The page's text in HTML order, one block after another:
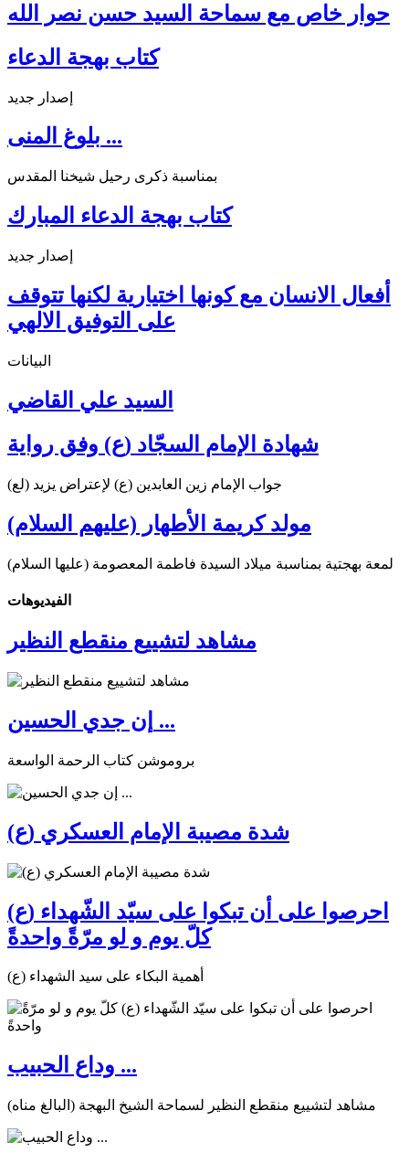
حوار خاص مع سماحة السيد حسن نصر الله
كتاب بهجة الدعاء
إصدار جديد
بلوغ المنى ...
بمناسبة ذكرى رحيل شيخنا المقدس
كتاب بهجة الدعاء المبارك
إصدار جديد
أفعال الانسان مع كونها اختيارية لكنها تتوقف
على التوفيق الالهي
البيانات
السيد علي القاضي
شهادة الإمام السجّاد (ع) وفق رواية
جواب الإمام زين العابدين (ع) لإعتراض يزيد (لع)
مولد كريمة الأطهار (عليهم السلام)
لمعة بهجتية بمناسبة ميلاد السيدة فاطمة المعصومة (عليها السلام)
الفیدیوهات
مشاهد لتشييع منقطع النظير
إن جدي الحسين ...
بروموشن كتاب الرحمة الواسعة
شدة مصيبة الإمام العسكري (ع)
احرصوا على أن تبكوا على سيّد الشّهداء (ع)
كلّ يوم و لو مرّةً واحدةً
أهمية البكاء على سيد الشهداء (ع)
وداع الحبيب ...
مشاهد لتشييع منقطع النظير لسماحة الشيخ البهجة (البالغ مناه)